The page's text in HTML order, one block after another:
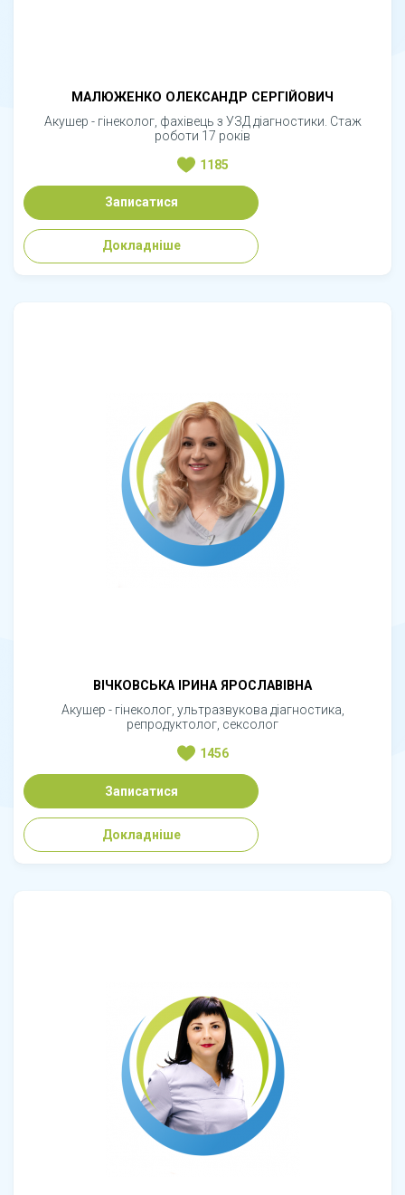
МАЛЮЖЕНКО ОЛЕКСАНДР СЕРГІЙОВИЧ
Акушер - гінеколог, фахівець з УЗД діагностики. Стаж
роботи 17 років
1185
Записатися
Докладніше
ВІЧКОВСЬКА ІРИНА ЯРОСЛАВІВНА
Акушер - гінеколог, ультразвукова діагностика,
репродуктолог, сексолог
1456
Записатися
Докладніше